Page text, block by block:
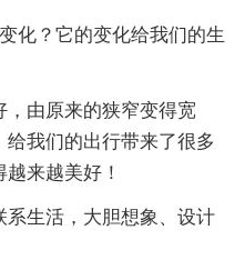
化？它的变化给我们的生
，由原来的狭窄变得宽
我们的出行带来了很多
来越美好！
系生活，大胆想象、设计